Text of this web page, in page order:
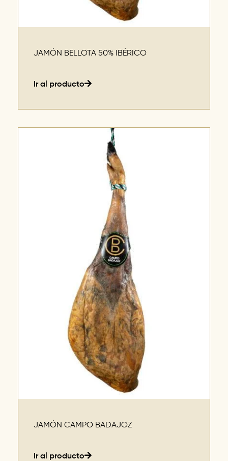
JAMÓN BELLOTA 50% IBÉRICO
Ir al producto
JAMÓN CAMPO BADAJOZ
Ir al producto